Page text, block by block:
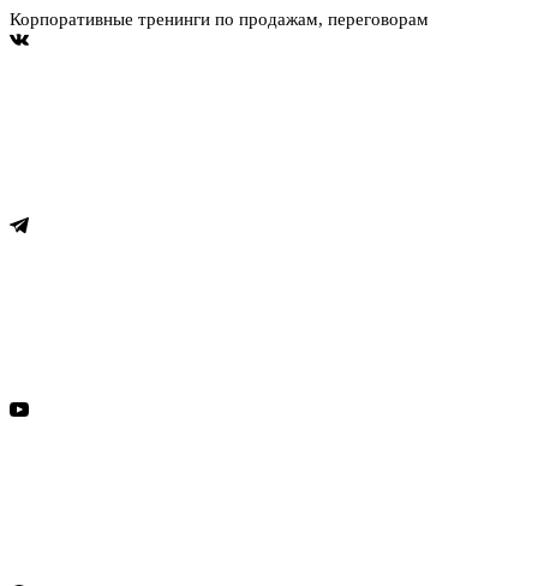
Корпоративные тренинги по продажам, переговорам